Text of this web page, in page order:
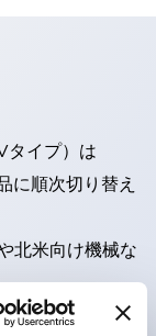
タイプ）は
に順次切り替え
北米向け機械な
ップ端子構造、